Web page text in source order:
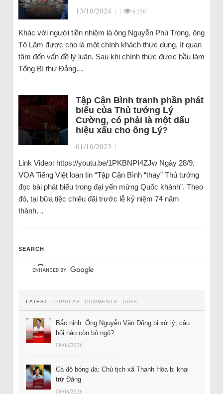
13/10/2024 | | 6.330
Khác với người tiền nhiệm là ông Nguyễn Phú Trọng, ông
Tô Lâm được cho là một chính khách thực dụng, ít quan
tâm đến vấn đề lý luận. Sau khi chính thức được bầu làm
Tổng Bí thư Đảng…
Tập Cận Bình tranh phần phát
biểu của Thủ tướng Lý
Cường, có phải là một dấu
hiệu xấu cho ông Lý?
01/10/2023 |
Link Video: https://youtu.be/1PKBNPI4ZJw Ngày 28/9,
VOA Tiếng Việt loan tin “Tập Cận Bình “thay” Thủ tướng
đọc bài phát biểu trong đại yến mừng Quốc khánh”. Theo
đó, tại bữa tiệc chiêu đãi trước lễ kỷ niệm 74 năm
thành…
SEARCH
LATEST POPULAR COMMENTS TAGS
Bắc ninh: Ông Nguyễn Văn Dũng bị xử lý, câu
hỏi nào còn bỏ ngỏ?
08/08/2026
Cá độ bóng đá: Chủ tịch xã Thanh Hóa bị khai
trừ Đảng
08/08/2026